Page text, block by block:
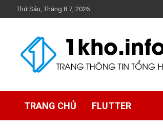
Skip
to
Thứ Sáu, Tháng 8 7, 2026
1Kho
TRANG CHỦ FLUTTER